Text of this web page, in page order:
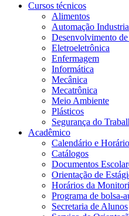
Cursos técnicos
Alimentos
Automação
Desenvolvimento de
Eletroeletrônica
Enfermagem
Informática
Mecânica
Mecatrônica
Meio Ambiente
Plásticos
Segurança do
Acadêmico
Calendário e
Catálogos
Documentos
Orientação de
Horários da
Programa de bolsa-
Secretaria de Alunos